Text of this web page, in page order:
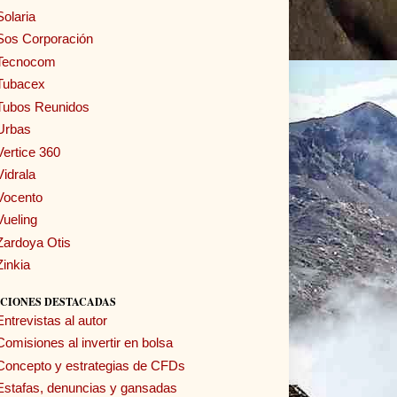
Corporación
Reunidos
360
Otis
DESTACADAS
al autor
al invertir en bolsa
y estrategias de CFDs
denuncias y gansadas